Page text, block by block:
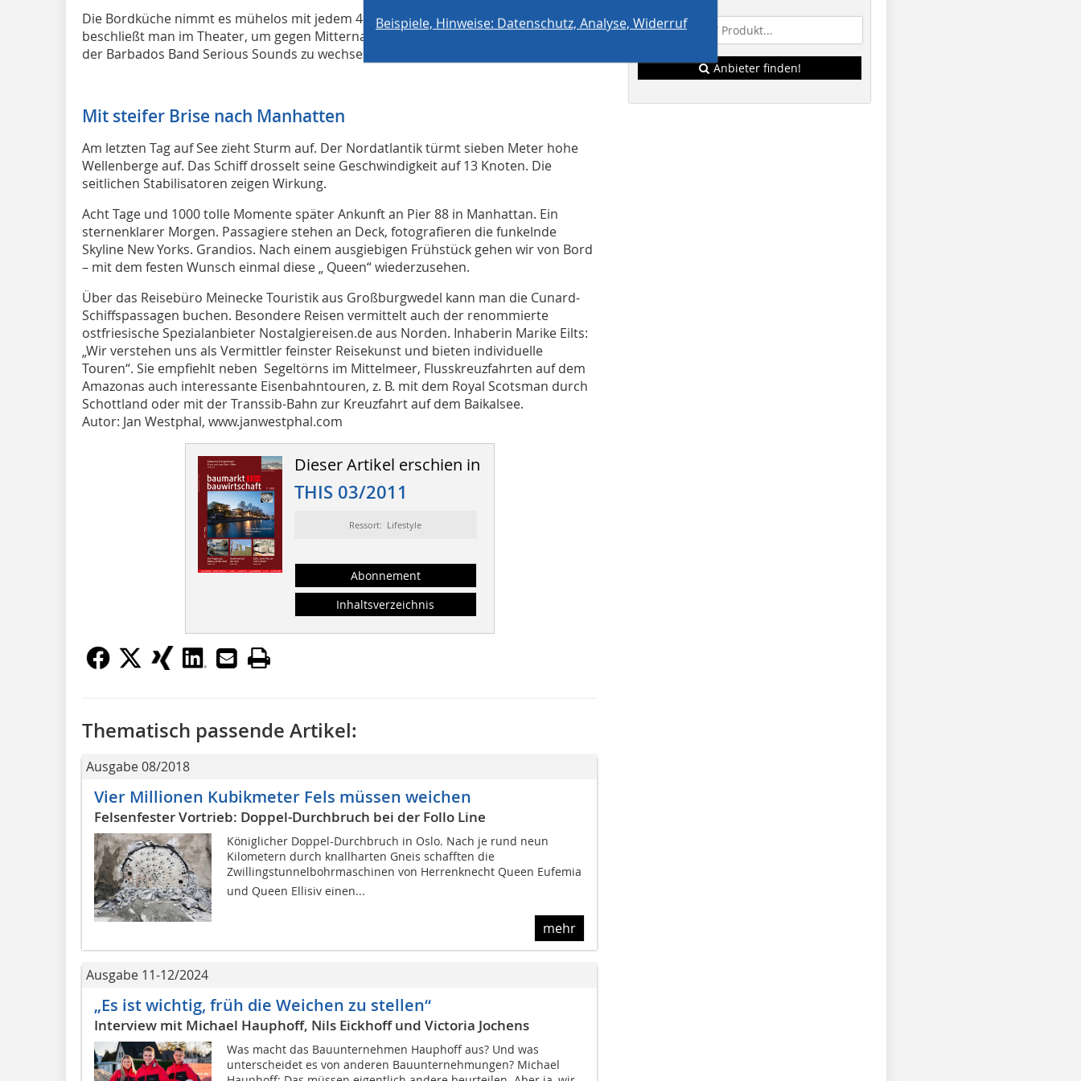
Die Bordküche nimmt es mühelos mit jedem 4-Sterne-Lokal auf. Den Abend
beschließt man im Theater, um gegen Mitternacht in den Yacht Club zu DJ Mark und
der Barbados Band Serious Sounds zu wechseln.
Mit steifer Brise nach Manhatten
Am letzten Tag auf See zieht Sturm auf. Der Nordatlantik türmt sieben Meter hohe
Wellenberge auf. Das Schiff drosselt seine Geschwindigkeit auf 13 Knoten. Die
seitlichen Stabilisatoren zeigen Wirkung.
Acht Tage und 1000 tolle Momente später Ankunft an Pier 88 in Manhattan. Ein
sternenklarer Morgen. Passagiere stehen an Deck, fotografieren die funkelnde
Skyline New Yorks. Grandios. Nach einem ausgiebigen Frühstück gehen wir von Bord
– mit dem festen Wunsch einmal diese „ Queen“ wiederzusehen.
Über das Reisebüro Meinecke Touristik aus Großburgwedel kann man die Cunard-
Schiffspassagen buchen. Besondere Reisen vermittelt auch der renommierte
ostfriesische Spezialanbieter Nostalgiereisen.de aus Norden. Inhaberin Marike Eilts:
„Wir verstehen uns als Vermittler feinster Reisekunst und bieten individuelle
Touren“. Sie empfiehlt neben Segeltörns im Mittelmeer, Flusskreuzfahrten auf dem
Amazonas auch interessante Eisenbahntouren, z. B. mit dem Royal Scotsman durch
Schottland oder mit der Transsib-Bahn zur Kreuzfahrt auf dem Baikalsee.
Autor: Jan Westphal, www.janwestphal.com
Dieser Artikel erschien in
THIS 03/2011
Ressort: Lifestyle
Abonnement
Inhaltsverzeichnis
Thematisch passende Artikel:
Ausgabe 08/2018
Vier Millionen Kubikmeter Fels müssen weichen
Felsenfester Vortrieb: Doppel-Durchbruch bei der Follo Line
Königlicher Doppel-Durchbruch in Oslo. Nach je rund neun
Kilometern durch knallharten Gneis schafften die
Zwillingstunnelbohrmaschinen von Herrenknecht Queen Eufemia
und Queen Ellisiv einen...
mehr
Ausgabe 11-12/2024
„Es ist wichtig, früh die Weichen zu stellen“
Interview mit Michael Hauphoff, Nils Eickhoff und Victoria Jochens
Was macht das Bauunternehmen Hauphoff aus? Und was
unterscheidet es von anderen Bauunternehmungen? Michael
Anbieter finden!